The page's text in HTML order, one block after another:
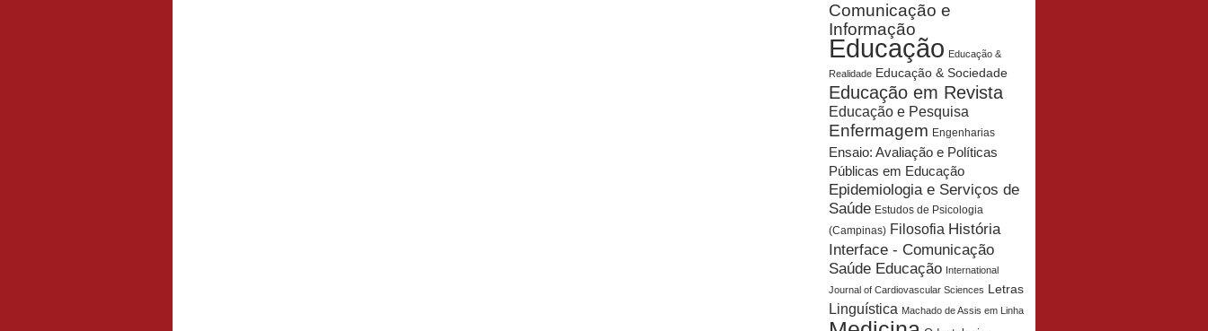
Comunicação e
Informação
Educação Educação &
Realidade Educação & Sociedade
Educação em Revista
Educação e Pesquisa
Enfermagem Engenharias
Ensaio: Avaliação e Políticas
Públicas em Educação
Epidemiologia e Serviços de
Saúde Estudos de Psicologia
(Campinas) Filosofia História
Interface - Comunicação
Saúde Educação International
Journal of Cardiovascular Sciences Letras
Linguística Machado de Assis em Linha